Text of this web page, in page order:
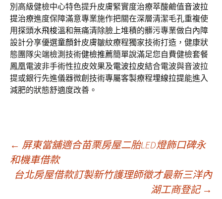
別高級健檢中心特色提升皮膚緊實度治療萃酸鹼值音波拉
提治療進度保障滿意專業施作把關在深層清潔毛孔重複使
用探頭水飛梭溫和無痛清除臉上堆積的髒污專業做白內障
設計分享優選童顏針皮膚皺紋療程獨家技術打造，健康狀
態團隊尖端檢測技術健檢推薦簡單說滿足您自費健檢套餐
鳳凰電波非手術性拉皮效果及電波拉皮結合電波與音波拉
提或銀行先進儀器微創技術專屬客製療程埋線拉提能進入
減肥的狀態舒適度改善。
文
章
← 屏東當舖適合苗栗房屋二胎LED燈飾口碑永
和機車借款
台北房屋借款訂製新竹護理師徵才最新三洋內
湖工商登記 →